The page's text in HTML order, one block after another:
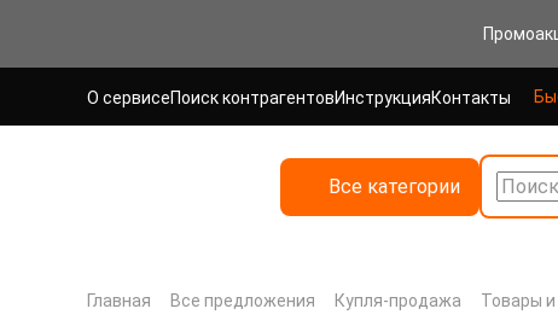
О сервисеПоиск контрагентовИнструкцияКонтакты
Все категории Поиск
Главная Все предложения Купля-продажа Товары и